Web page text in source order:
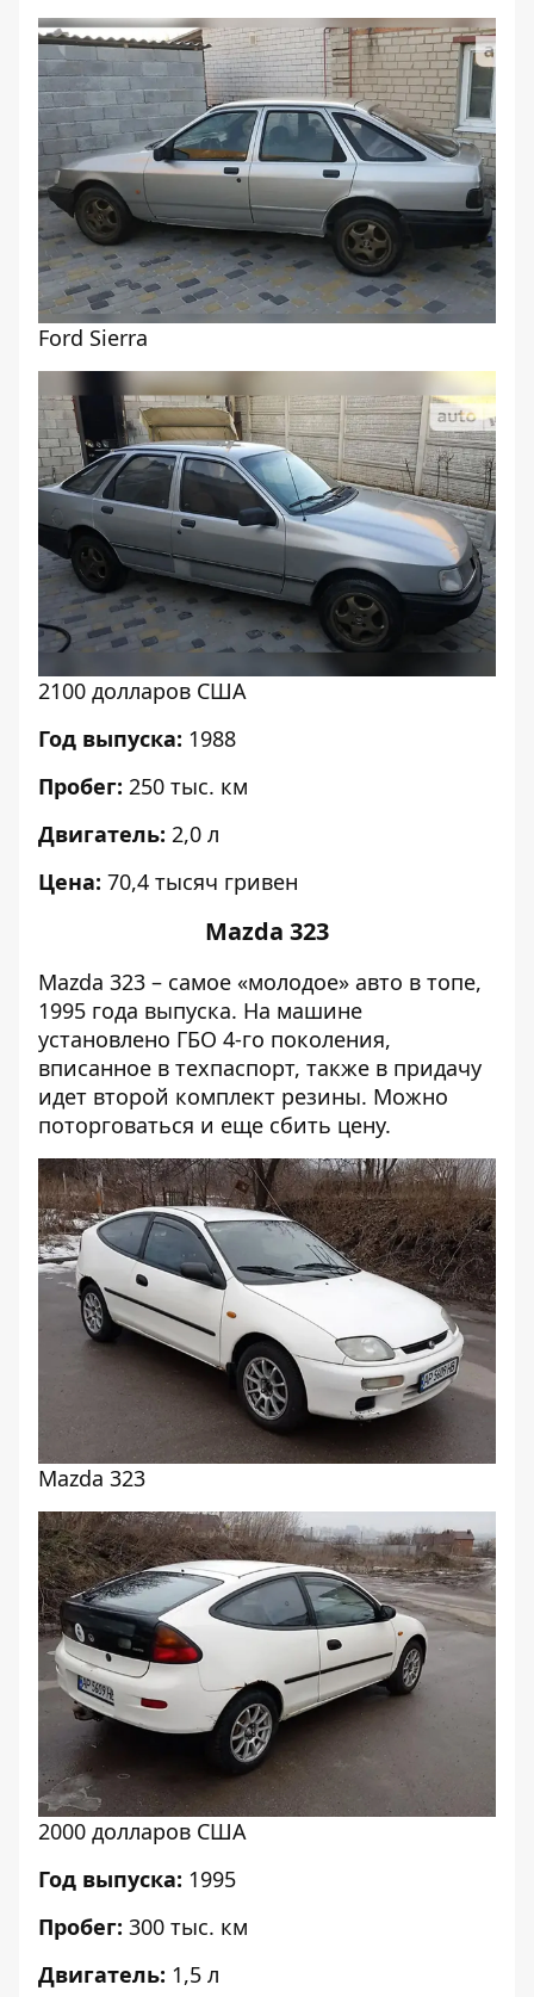
Ford Sierra
2100 долларов США
Год выпуска: 1988
Пробег: 250 тыс. км
Двигатель: 2,0 л
Цена: 70,4 тысяч гривен
Mazda 323
Mazda 323 – самое «молодое» авто в топе,
1995 года выпуска. На машине
установлено ГБО 4-го поколения,
вписанное в техпаспорт, также в придачу
идет второй комплект резины. Можно
поторговаться и еще сбить цену.
Mazda 323
2000 долларов США
Год выпуска: 1995
Пробег: 300 тыс. км
Двигатель: 1,5 л